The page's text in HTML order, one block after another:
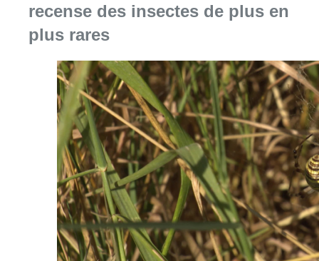
recense des insectes de plus en
plus rares